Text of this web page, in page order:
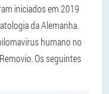
iniciados em 2019
da Alemanha.
humano no
Os seguintes